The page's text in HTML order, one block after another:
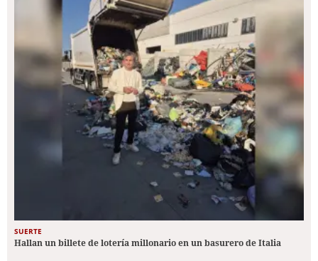
SUERTE
Hallan un billete de lotería millonario en un basurero de Italia